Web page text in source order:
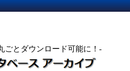
ごとダウンロード可能に！-